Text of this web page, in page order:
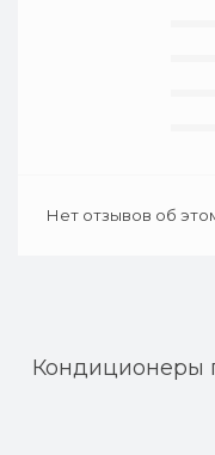
Нет отзывов об
Кондиционеры